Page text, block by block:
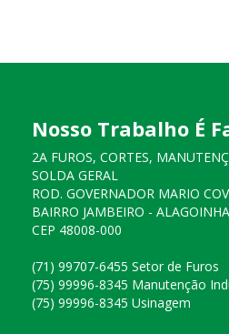
Nosso Trabalho É
2A FUROS, CORTES,
SOLDA GERAL
ROD. GOVERNADOR MARIO
BAIRRO JAMBEIRO -
CEP 48008-000
(71) 99707-6455 Setor de Furos
(75) 99996-8345 Manutenção
(75) 99996-8345 Usinagem